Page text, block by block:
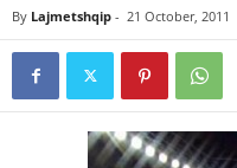
By Lajmetshqip - 21 October, 2011